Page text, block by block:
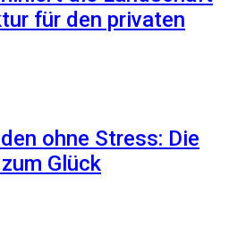
für den privaten
ohne Stress: Die
Glück